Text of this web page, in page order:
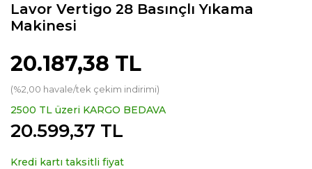
Lavor Vertigo 28 Basınçlı Yıkama
Makinesi
20.187,38 TL
(%2,00 havale/tek çekim indirimi)
2500 TL üzeri KARGO BEDAVA
20.599,37 TL
Kredi kartı taksitli fiyat